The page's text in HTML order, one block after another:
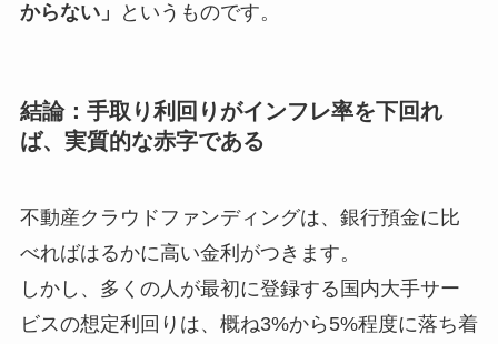
からない」
というものです。
結論：手取り利回りがインフレ率を下回れ
ば、実質的な赤字である
不動産クラウドファンディングは、銀行預金に比
べればはるかに高い金利がつきます。
しかし、多くの人が最初に登録する国内大手サー
ビスの想定利回りは、概ね3%から5%程度に落ち着